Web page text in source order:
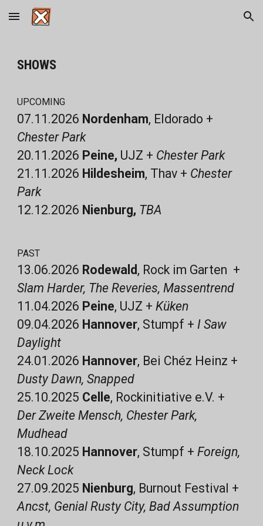
Skip to main content Skip to navigation
SHOWS
UPCOMING
07.11 .2026 Nordenham, Eldorado +
Chester Park
20.11.2026 Peine, UJZ + Chester Park
21 .11.2026 Hildesheim, Thav + Chester
Park
12.12.2026 Nienburg, TBA
PAST
13.06.2026 Rodewald, Rock im Garten +
Slam Harder, The Reveries, Massentrend
11.04.2026 Peine, UJZ + Küken
09.04.2026 Hannover, Stumpf +I Saw
Daylight
24.01.2026 Hannover, Bei Chéz Heinz +
Dusty Dawn, Snapped
25.10.2025 Celle, Rockinitiative e.V. +
Der Zweite Mensch, Chester Park,
Mudhead
18.10.2025 Hannover, Stumpf +Foreign,
Neck Lock
27.09.2025 Nienburg, Burnout Festival +
Ancst, Genial Rusty City, Bad Assumption